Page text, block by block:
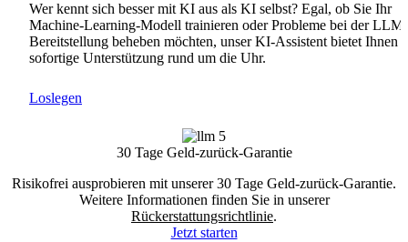
Wer kennt sich besser mit KI aus als KI selbst? Egal, ob Sie Ihr
Machine-Learning-Modell trainieren oder Probleme bei der LLM-
Bereitstellung beheben möchten, unser KI-Assistent bietet Ihnen
sofortige Unterstützung rund um die Uhr.
Loslegen
30 Tage Geld-zurück-Garantie
Risikofrei ausprobieren mit unserer 30 Tage Geld-zurück-Garantie.
Weitere Informationen finden Sie in unserer
Rückerstattungsrichtlinie.
Jetzt starten